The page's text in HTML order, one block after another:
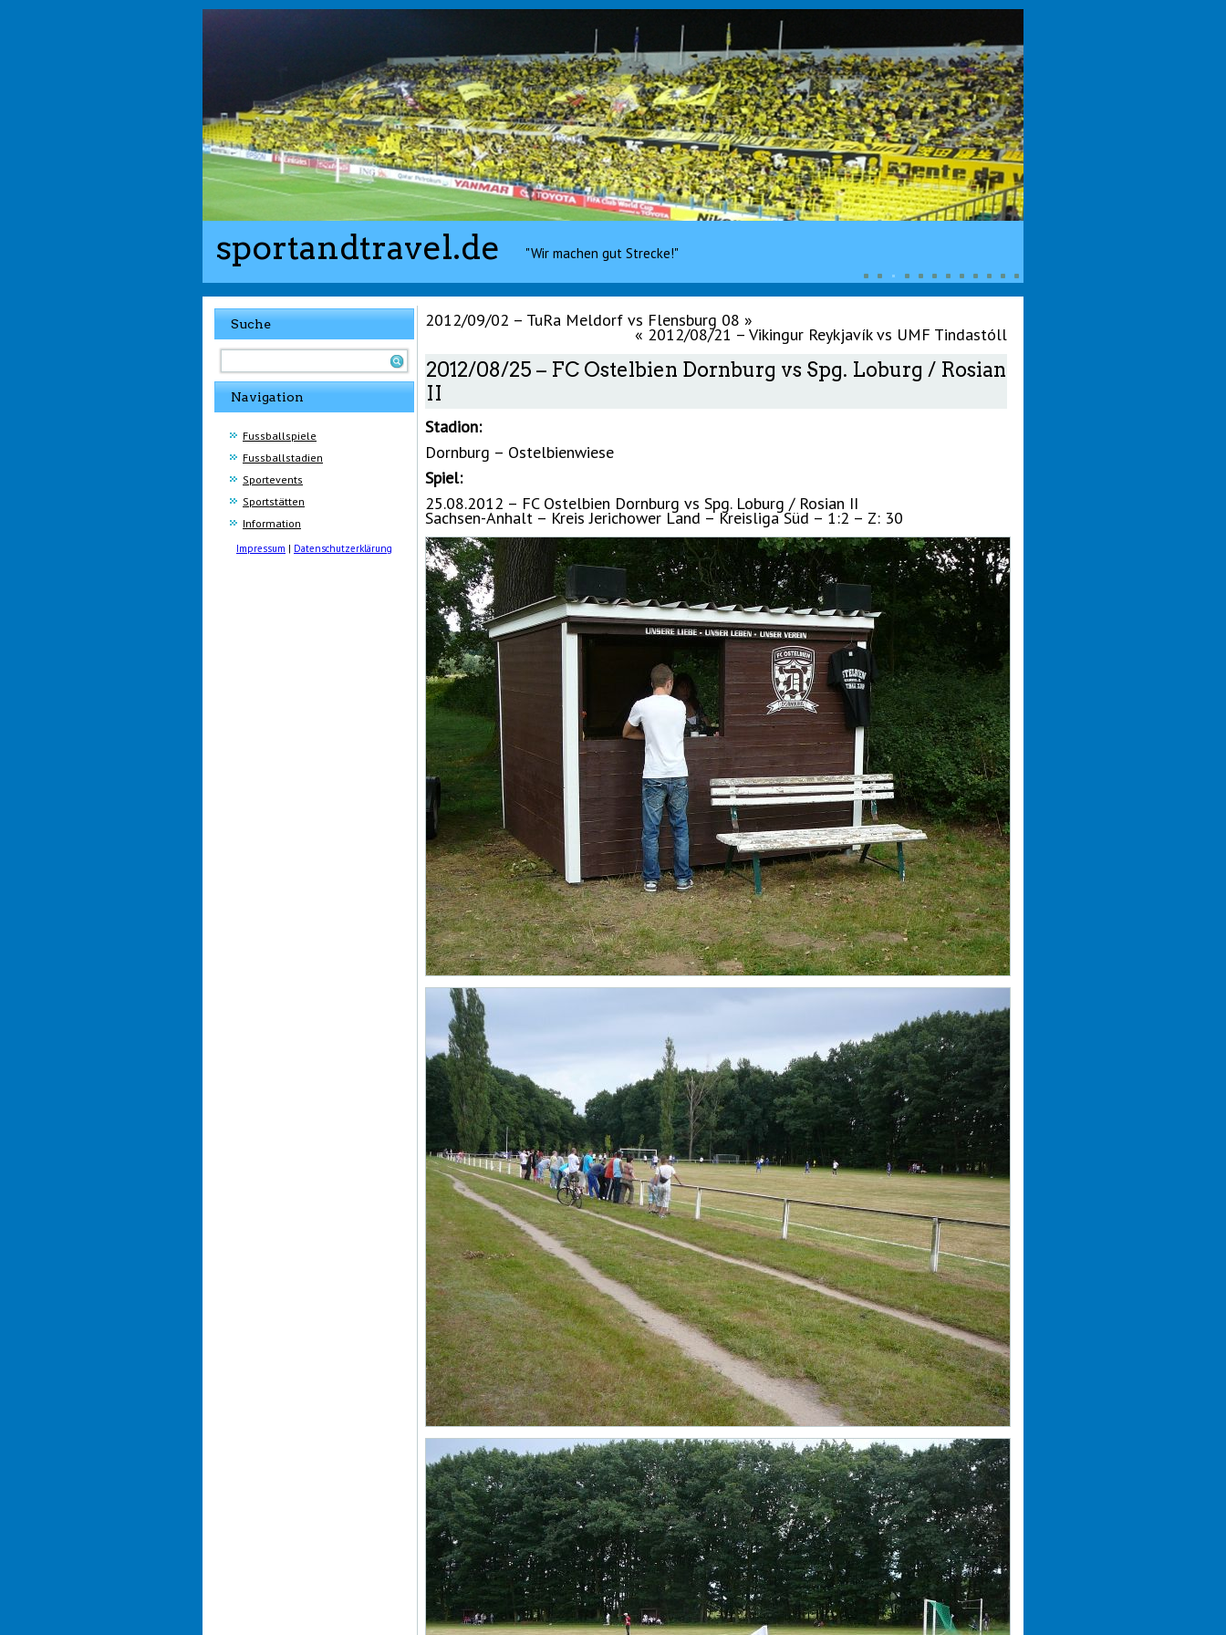
sportandtravel.de "Wir machen gut Strecke!"
Suche
Navigation
Fussballspiele
Fussballstadien
Sportevents
Sportstätten
Information
Impressum | Datenschutzerklärung
2012/09/02 – TuRa Meldorf vs Flensburg 08 »
« 2012/08/21 – Vikingur Reykjavík vs UMF Tindastóll
2012/08/25 – FC Ostelbien Dornburg vs Spg. Loburg / Rosian
II
Stadion:
Dornburg – Ostelbienwiese
Spiel:
25.08.2012 – FC Ostelbien Dornburg vs Spg. Loburg / Rosian II
Sachsen-Anhalt – Kreis Jerichower Land – Kreisliga Süd – 1:2 – Z: 30